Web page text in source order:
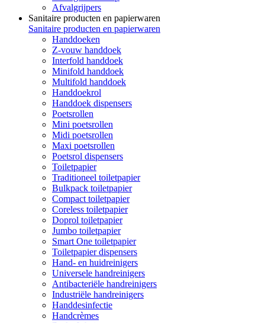
Afvalgrijpers
Sanitaire producten en papierwaren
Sanitaire producten en papierwaren
Handdoeken
Z-vouw handdoek
Interfold handdoek
Minifold handdoek
Multifold handdoek
Handdoekrol
Handdoek dispensers
Poetsrollen
Mini poetsrollen
Midi poetsrollen
Maxi poetsrollen
Poetsrol dispensers
Toiletpapier
Traditioneel toiletpapier
Bulkpack toiletpapier
Compact toiletpapier
Coreless toiletpapier
Doprol toiletpapier
Jumbo toiletpapier
Smart One toiletpapier
Toiletpapier dispensers
Hand- en huidreinigers
Universele handreinigers
Antibacteriële handreinigers
Industriële handreinigers
Handdesinfectie
Handcrèmes